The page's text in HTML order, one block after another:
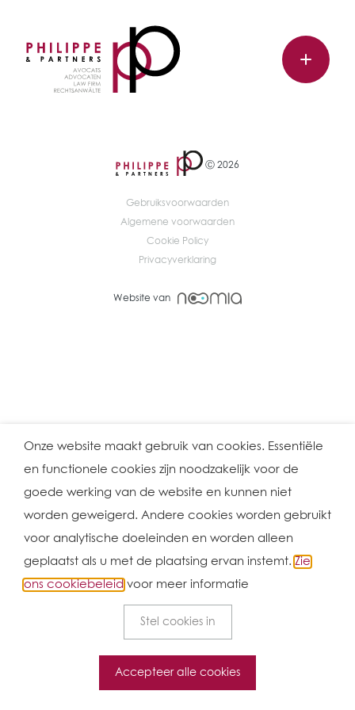
Ⓒ 2026
Gebruiksvoorwaarden
Algemene voorwaarden
Cookie Policy
Privacyverklaring
Website van
Onze website maakt gebruik van cookies. Essentiële
en functionele cookies zijn noodzakelijk voor de
goede werking van de website en kunnen niet
worden geweigerd. Andere cookies worden gebruikt
voor analytische doeleinden en worden alleen
geplaatst als u met de plaatsing ervan instemt. Zie
ons cookiebeleid voor meer informatie
Stel cookies in
Accepteer alle cookies